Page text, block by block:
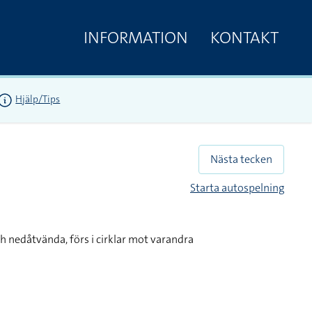
INFORMATION KONTAKT
Hjälp/Tips
Nästa tecken
Starta autospelning
nedåtvända, förs i cirklar mot varandra